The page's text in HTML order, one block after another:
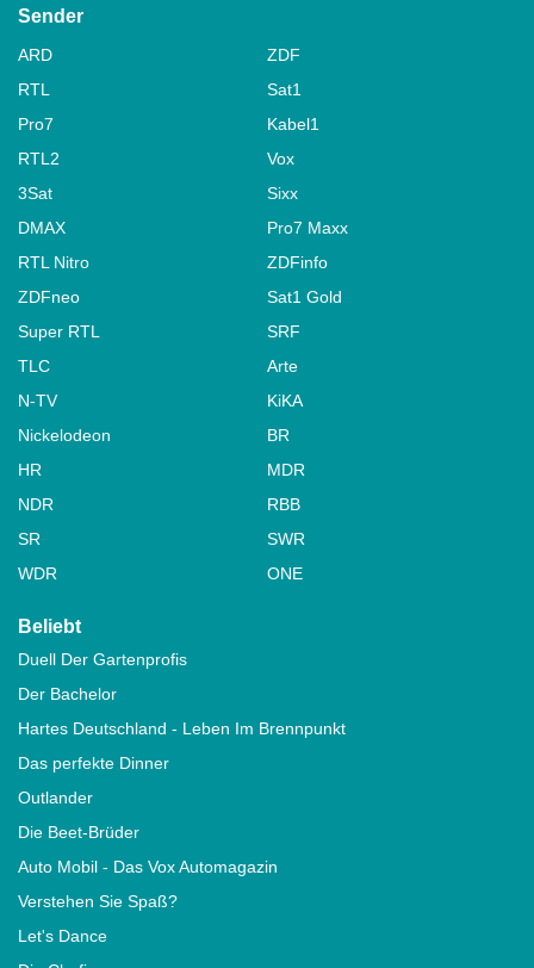
Sender
ARD
ZDF
RTL
Sat1
Pro7
Kabel1
RTL2
Vox
3Sat
Sixx
DMAX
Pro7 Maxx
RTL Nitro
ZDFinfo
ZDFneo
Sat1 Gold
Super RTL
SRF
TLC
Arte
N-TV
KiKA
Nickelodeon
BR
HR
MDR
NDR
RBB
SR
SWR
WDR
ONE
Beliebt
Duell Der Gartenprofis
Der Bachelor
Hartes Deutschland - Leben Im Brennpunkt
Das perfekte Dinner
Outlander
Die Beet-Brüder
Auto Mobil - Das Vox Automagazin
Verstehen Sie Spaß?
Let's Dance